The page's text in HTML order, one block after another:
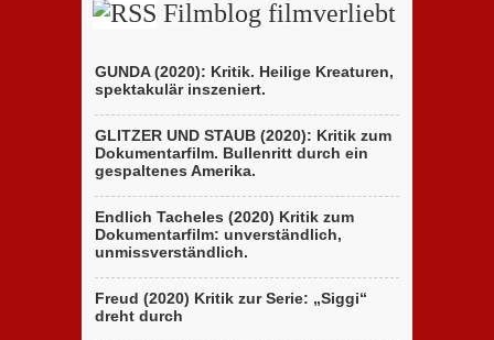
Filmblog filmverliebt
GUNDA (2020): Kritik. Heilige Kreaturen,
spektakulär inszeniert.
GLITZER UND STAUB (2020): Kritik zum
Dokumentarfilm. Bullenritt durch ein
gespaltenes Amerika.
Endlich Tacheles (2020) Kritik zum
Dokumentarfilm: unverständlich,
unmissverständlich.
Freud (2020) Kritik zur Serie: „Siggi“
dreht durch